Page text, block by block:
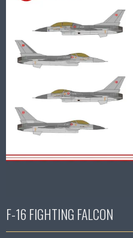
F-16 FIGHTING FALCON